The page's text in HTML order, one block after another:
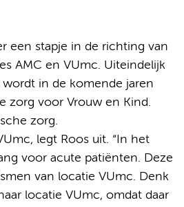
een stapje in de richting van
AMC en VUmc. Uiteindelijk
in de komende jaren
zorg voor Vrouw en Kind.
zorg.
legt Roos uit. “In het
voor acute patiënten. Deze
van locatie VUmc. Denk
locatie VUmc, omdat daar